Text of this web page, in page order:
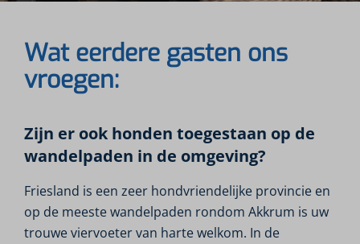
Wat eerdere gasten ons
vroegen:
Zijn er ook honden toegestaan op de
wandelpaden in de omgeving?
Friesland is een zeer hondvriendelijke provincie en
op de meeste wandelpaden rondom Akkrum is uw
trouwe viervoeter van harte welkom. In de